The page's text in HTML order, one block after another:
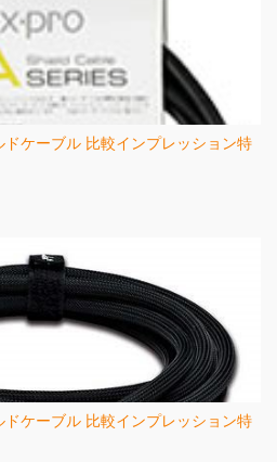
ケーブル 比較インプレッション特
ケーブル 比較インプレッション特